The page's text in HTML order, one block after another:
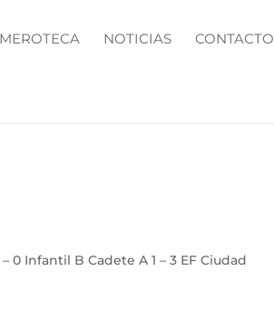
NOTICIAS CONTACTO
0 Infantil B Cadete A 1 – 3 EF Ciudad